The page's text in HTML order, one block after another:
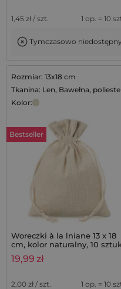
1,45 zł / szt. 1 op. = 10
Tymczasowo niedostępny
Rozmiar: 13x18 cm
Tkanina: Len, Bawełna,
Kolor:
Bestseller
Woreczki à la lniane 13 x 18
cm, kolor naturalny, 10
19,99 zł
2,00 zł / szt. 1 op. = 10